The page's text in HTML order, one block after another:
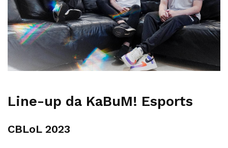
Line-up da KaBuM! Esports
CBLoL 2023